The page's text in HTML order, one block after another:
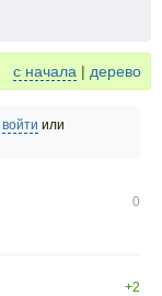
с начала | дерево
войти или
0
+2